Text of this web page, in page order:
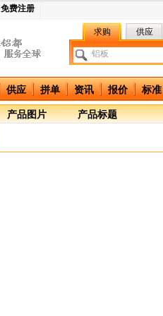
免费注册
求购 供应
供应 拼单 资讯 报价 标准
产品图片 产品标题